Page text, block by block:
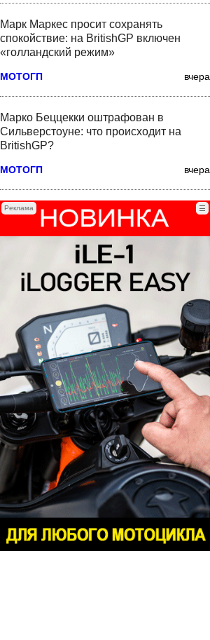
Марк Маркес просит сохранять
спокойствие: на BritishGP включен
«голландский режим»
МОТОГП вчера
Марко Беццекки оштрафован в
Сильверстоуне: что происходит на
BritishGP?
МОТОГП вчера
Реклама ☰